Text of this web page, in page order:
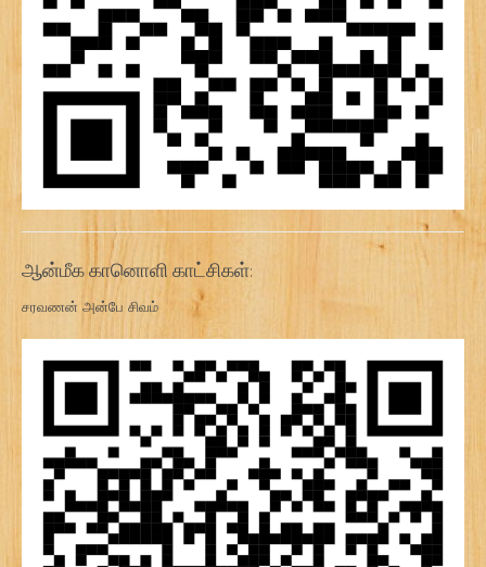
ஆன்மீக கானொளி காட்சிகள்:
சரவணன் அன்பே சிவம்